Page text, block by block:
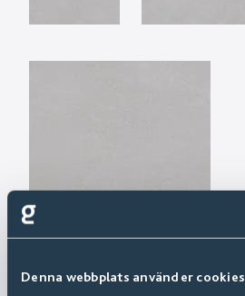
Denna webbplats använder cookies